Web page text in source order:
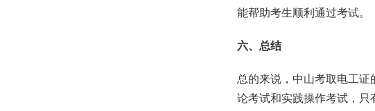
能帮助考生顺利通过考试。
六、总结
总的来说，中山考取电工证
论考试和实践操作考试，只